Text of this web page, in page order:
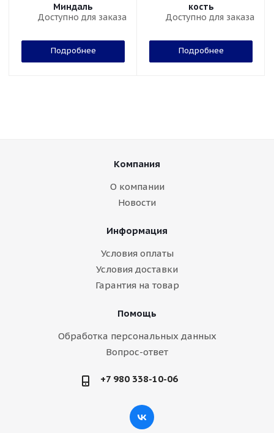
Миндаль
Доступно для заказа
Подробнее
кость
Доступно для заказа
Подробнее
Компания
О компании
Новости
Информация
Условия оплаты
Условия доставки
Гарантия на товар
Помощь
Обработка персональных данных
Вопрос-ответ
+7 980 338-10-06